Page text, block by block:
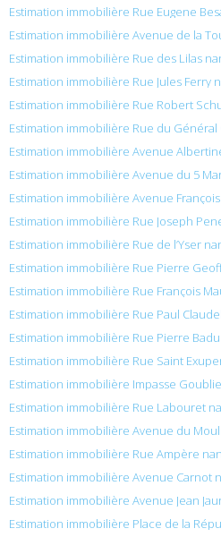
Estimation immobilière Rue Eugene
Estimation immobilière Avenue de la
Estimation immobilière Rue des Lilas
Estimation immobilière Rue Jules Ferry
Estimation immobilière Rue Robert
Estimation immobilière Rue du
Estimation immobilière Avenue
Estimation immobilière Avenue du 5
Estimation immobilière Avenue
Estimation immobilière Rue Joseph
Estimation immobilière Rue de l’Yser
Estimation immobilière Rue Pierre
Estimation immobilière Rue François
Estimation immobilière Rue Paul
Estimation immobilière Rue Pierre
Estimation immobilière Rue Saint
Estimation immobilière Impasse
Estimation immobilière Rue Labouret
Estimation immobilière Avenue du
Estimation immobilière Rue Ampère
Estimation immobilière Avenue Carnot
Estimation immobilière Avenue Jean
Estimation immobilière Place de la